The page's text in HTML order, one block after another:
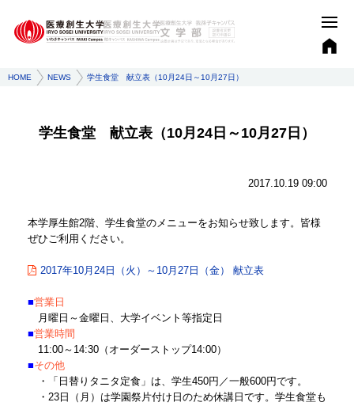
HOME NEWS 学生食堂 献立表（10月24日～10月27日）
学生食堂 献立表（10月24日～10月27日）
2017.10.19 09:00
本学厚生館2階、学生食堂のメニューをお知らせ致します。皆様
ぜひご利用ください。
2017年10月24日（火）～10月27日（金） 献立表
■営業日
月曜日～金曜日、大学イベント等指定日
■営業時間
11:00～14:30（オーダーストップ14:00）
■その他
・「日替りタニタ定食」は、学生450円／一般600円です。
・23日（月）は学園祭片付け日のため休講日です。学生食堂も